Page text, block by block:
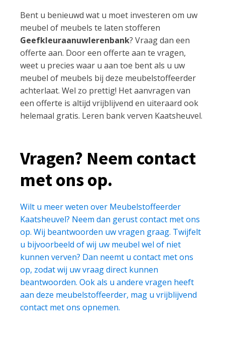
Bent u benieuwd wat u moet investeren om uw
meubel of meubels te laten stofferen
Geefkleuraanuwlerenbank? Vraag dan een
offerte aan. Door een offerte aan te vragen,
weet u precies waar u aan toe bent als u uw
meubel of meubels bij deze meubelstoffeerder
achterlaat. Wel zo prettig! Het aanvragen van
een offerte is altijd vrijblijvend en uiteraard ook
helemaal gratis. Leren bank verven Kaatsheuvel.
Vragen? Neem contact
met ons op.
Wilt u meer weten over Meubelstoffeerder
Kaatsheuvel? Neem dan gerust contact met ons
op. Wij beantwoorden uw vragen graag. Twijfelt
u bijvoorbeeld of wij uw meubel wel of niet
kunnen verven? Dan neemt u contact met ons
op, zodat wij uw vraag direct kunnen
beantwoorden. Ook als u andere vragen heeft
aan deze meubelstoffeerder, mag u vrijblijvend
contact met ons opnemen.